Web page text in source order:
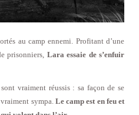
au camp ennemi. Profitant d’une
prisonniers, Lara essaie de s’enfuir
vraiment réussis : sa façon de se
sympa. Le camp est en feu et